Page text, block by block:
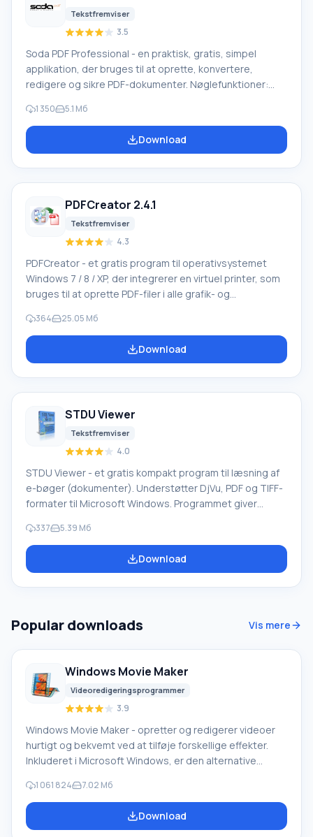
Tekstfremviser
3.5
Soda PDF Professional - en praktisk, gratis, simpel
applikation, der bruges til at oprette, konvertere,
redigere og sikre PDF-dokumenter. Nøglefunktioner:
arbejde umiddelbart efter installation. Soda PDF har
kraftfulde automatiserede funktioner til at oprette
grupper af PDF-filer, professionelle dokumenter og
1 350 5.1 Mб
Download
PDFCreator 2.4.1
Tekstfremviser
4.3
PDFCreator - et gratis program til operativsystemet
Windows 7 / 8 / XP, der integrerer en virtuel printer, som
bruges til at oprette PDF-filer i alle grafik- og
Programmet konverterer også filer af forskellige
formater til PDF. Disse filer kan beskyttes med
adgangskode, krypteres, og der kan indstilles
364 25.05 Мб
Download
STDU Viewer
Tekstfremviser
4.0
STDU Viewer - et gratis kompakt program til læsning af
e-bøger (dokumenter). Understøtter DjVu, PDF og TIFF-
formater til Microsoft Windows. Programmet giver
mulighed for søgning i hver af dem. Bogmærkesystemet
vender tilbage til sidst læste side når som helst.
Vigtigste funktioner og nøglefunktionalitet i STDU
337 5.39 Мб
Download
Popular downloads Vis mere
Windows Movie Maker
Videoredigeringsprogrammer
3.9
Windows Movie Maker - opretter og redigerer videoer
hurtigt og bekvemt ved at tilføje forskellige effekter.
Inkluderet i Microsoft Windows, er den alternative
Live-softwarepakke fra Microsoft. Funktioner i Windows
Movie Maker: Optag video fra forskellige kilder
(videokameraer, mobiltelefoner, digitale videokameraer,
1 061 824 7.02 Мб
Download